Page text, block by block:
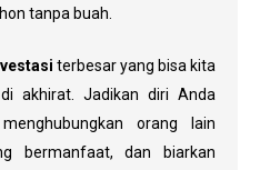
tanpa buah.
terbesar yang bisa kita
akhirat. Jadikan diri Anda
orang lain
bermanfaat, dan biarkan